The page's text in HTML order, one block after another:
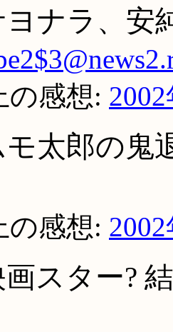
ヨナラ、安
の感想:
モ太郎の鬼
の感想:
スター?